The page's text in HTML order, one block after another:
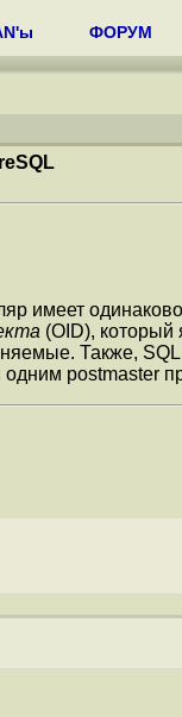
ФОРУМ
имеет
(OID), который
Также, SQL
одним postmaster